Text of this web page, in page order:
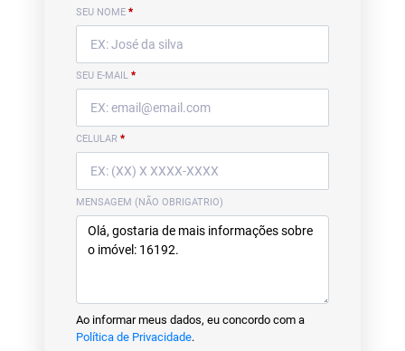
SEU NOME *
SEU E-MAIL *
CELULAR *
MENSAGEM (NÃO OBRIGATRIO)
Ao informar meus dados, eu concordo com a
Política de Privacidade.